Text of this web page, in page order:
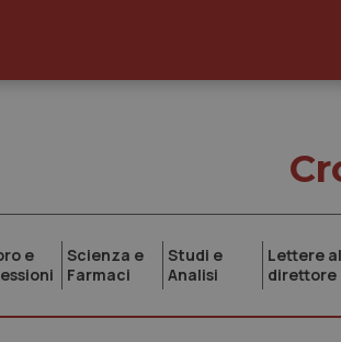
e
Scienza e
Farmaci
Studi e
Analisi
Lettere al
direttore